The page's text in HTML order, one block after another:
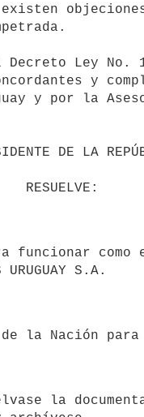
existen
Ley No.
y
y por la